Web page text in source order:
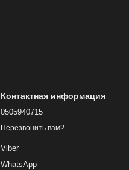
Контактная информация
0505940715
Перезвонить вам?
Viber
WhatsApp